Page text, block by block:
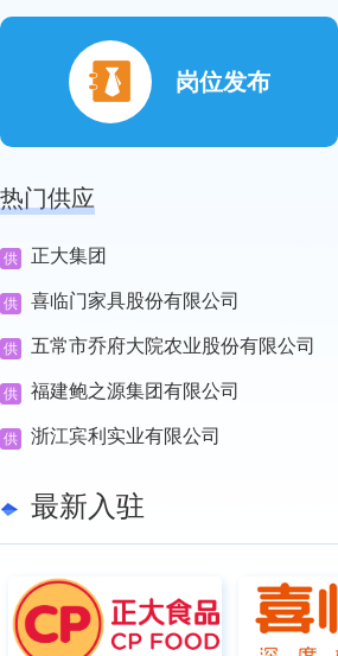
岗位发布
热门供应
供 正大集团
供 喜临门家具股份有限公司
供 五常市乔府大院农业股份有限公司
供 福建鲍之源集团有限公司
供 浙江宾利实业有限公司
最新入驻